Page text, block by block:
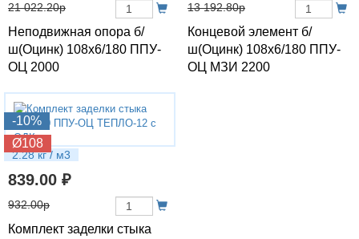
21 022.20р
Неподвижная опора б/
ш(Оцинк) 108х6/180 ППУ-
ОЦ 2000
13 192.80р
Концевой элемент б/
ш(Оцинк) 108х6/180 ППУ-
ОЦ МЗИ 2200
-10%
Ø108
2.28 кг / м3
839.00 ₽
932.00р
Комплект заделки стыка